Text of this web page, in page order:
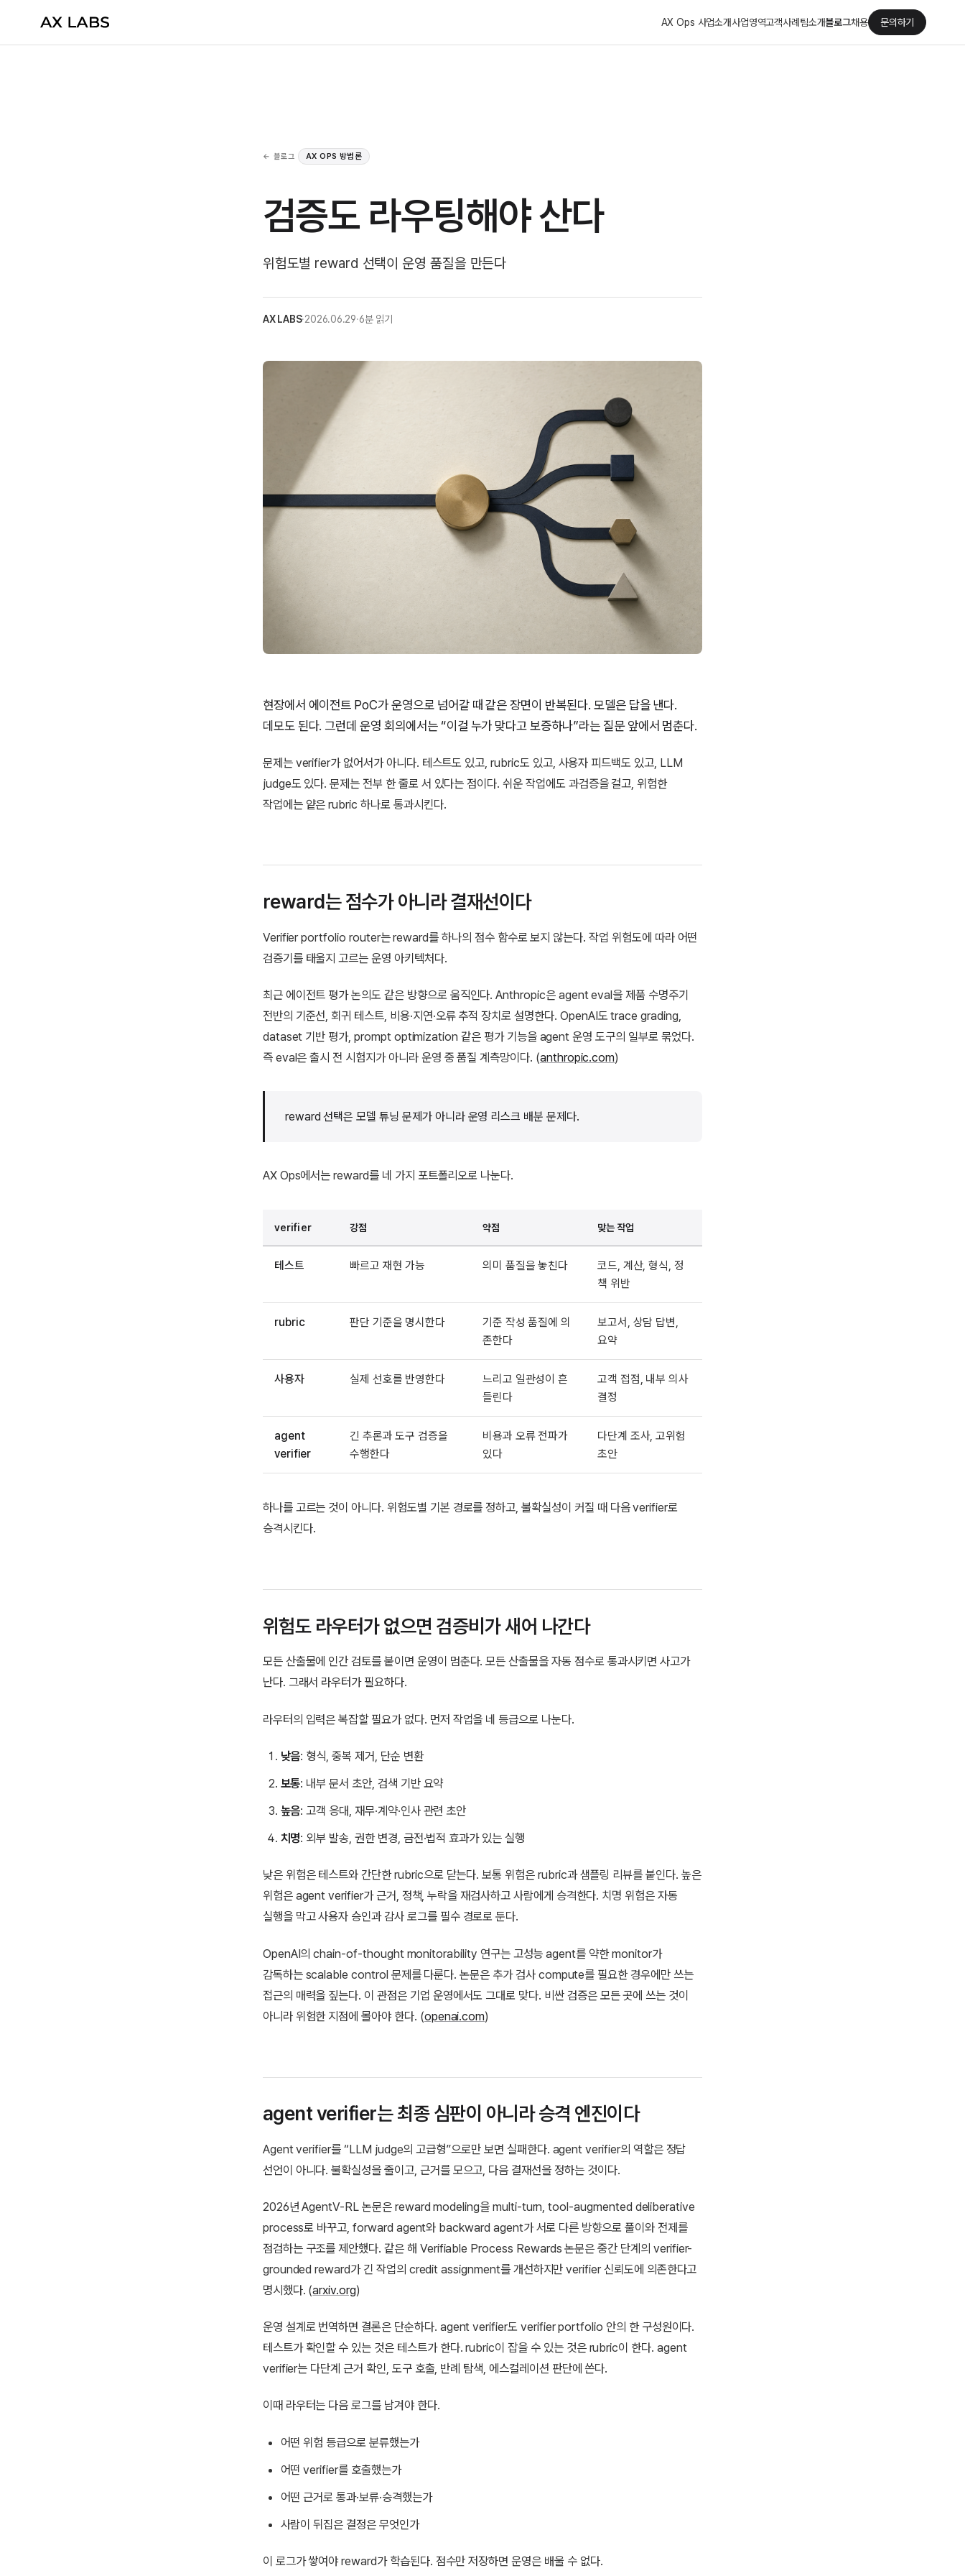
AX Ops 사업소개사업영역고객사례 팀소개블로그채용 문의하기
← 블로그 AX OPS 방법론
검증도 라우팅해야 산다
위험도별 reward 선택이 운영 품질을 만든다
AX LABS·2026.06.29·6분 읽기
현장에서 에이전트 PoC가 운영으로 넘어갈 때 같은 장면이 반복된다. 모델은 답을 낸다.
데모도 된다. 그런데 운영 회의에서는 “이걸 누가 맞다고 보증하나”라는 질문 앞에서 멈춘다.
문제는 verifier가 없어서가 아니다. 테스트도 있고, rubric도 있고, 사용자 피드백도 있고, LLM
judge도 있다. 문제는 전부 한 줄로 서 있다는 점이다. 쉬운 작업에도 과검증을 걸고, 위험한
작업에는 얕은 rubric 하나로 통과시킨다.
reward는 점수가 아니라 결재선이다
Verifier portfolio router는 reward를 하나의 점수 함수로 보지 않는다. 작업 위험도에 따라 어떤
검증기를 태울지 고르는 운영 아키텍처다.
최근 에이전트 평가 논의도 같은 방향으로 움직인다. Anthropic은 agent eval을 제품 수명주기
전반의 기준선, 회귀 테스트, 비용·지연·오류 추적 장치로 설명한다. OpenAI도 trace grading,
dataset 기반 평가, prompt optimization 같은 평가 기능을 agent 운영 도구의 일부로 묶었다.
즉 eval은 출시 전 시험지가 아니라 운영 중 품질 계측망이다. (anthropic.com)
reward 선택은 모델 튜닝 문제가 아니라 운영 리스크 배분 문제다.
AX Ops에서는 reward를 네 가지 포트폴리오로 나눈다.
verifier 강점 약점 맞는 작업
테스트 빠르고 재현 가능 의미 품질을 놓친다
코드, 계산, 형식, 정
책 위반
rubric 판단 기준을 명시한다
기준 작성 품질에 의
존한다
보고서, 상담 답변,
요약
사용자 실제 선호를 반영한다
느리고 일관성이 흔
들린다
고객 접점, 내부 의사
결정
agent
verifier
긴 추론과 도구 검증을
수행한다
비용과 오류 전파가
있다
다단계 조사, 고위험
초안
하나를 고르는 것이 아니다. 위험도별 기본 경로를 정하고, 불확실성이 커질 때 다음 verifier로
승격시킨다.
위험도 라우터가 없으면 검증비가 새어 나간다
모든 산출물에 인간 검토를 붙이면 운영이 멈춘다. 모든 산출물을 자동 점수로 통과시키면 사고가
난다. 그래서 라우터가 필요하다.
라우터의 입력은 복잡할 필요가 없다. 먼저 작업을 네 등급으로 나눈다.
낮음: 형식, 중복 제거, 단순 변환
보통: 내부 문서 초안, 검색 기반 요약
높음: 고객 응대, 재무·계약·인사 관련 초안
치명: 외부 발송, 권한 변경, 금전·법적 효과가 있는 실행
낮은 위험은 테스트와 간단한 rubric으로 닫는다. 보통 위험은 rubric과 샘플링 리뷰를 붙인다. 높은
위험은 agent verifier가 근거, 정책, 누락을 재검사하고 사람에게 승격한다. 치명 위험은 자동
실행을 막고 사용자 승인과 감사 로그를 필수 경로로 둔다.
OpenAI의 chain-of-thought monitorability 연구는 고성능 agent를 약한 monitor가
감독하는 scalable control 문제를 다룬다. 논문은 추가 검사 compute를 필요한 경우에만 쓰는
접근의 매력을 짚는다. 이 관점은 기업 운영에서도 그대로 맞다. 비싼 검증은 모든 곳에 쓰는 것이
아니라 위험한 지점에 몰아야 한다. (openai.com)
agent verifier는 최종 심판이 아니라 승격 엔진이다
Agent verifier를 “LLM judge의 고급형”으로만 보면 실패한다. agent verifier의 역할은 정답
선언이 아니다. 불확실성을 줄이고, 근거를 모으고, 다음 결재선을 정하는 것이다.
2026년 AgentV-RL 논문은 reward modeling을 multi-turn, tool-augmented deliberative
process로 바꾸고, forward agent와 backward agent가 서로 다른 방향으로 풀이와 전제를
점검하는 구조를 제안했다. 같은 해 Verifiable Process Rewards 논문은 중간 단계의 verifier-
grounded reward가 긴 작업의 credit assignment를 개선하지만 verifier 신뢰도에 의존한다고
명시했다. (arxiv.org)
운영 설계로 번역하면 결론은 단순하다. agent verifier도 verifier portfolio 안의 한 구성원이다.
테스트가 확인할 수 있는 것은 테스트가 한다. rubric이 잡을 수 있는 것은 rubric이 한다. agent
verifier는 다단계 근거 확인, 도구 호출, 반례 탐색, 에스컬레이션 판단에 쓴다.
이때 라우터는 다음 로그를 남겨야 한다.
어떤 위험 등급으로 분류했는가
어떤 verifier를 호출했는가
어떤 근거로 통과·보류·승격했는가
사람이 뒤집은 결정은 무엇인가
이 로그가 쌓여야 reward가 학습된다. 점수만 저장하면 운영은 배울 수 없다.